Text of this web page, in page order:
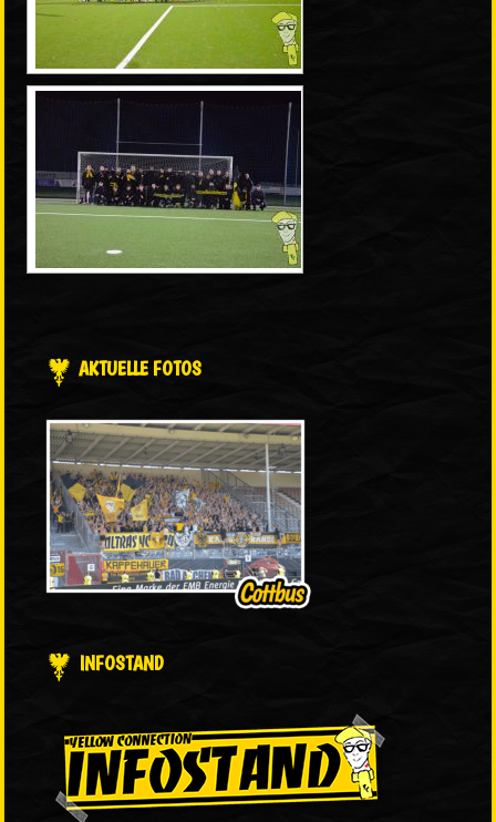
AKTUELLE FOTOS
INFOSTAND